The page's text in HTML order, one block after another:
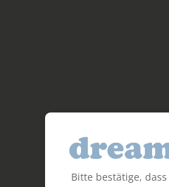
Bitte bestätige,